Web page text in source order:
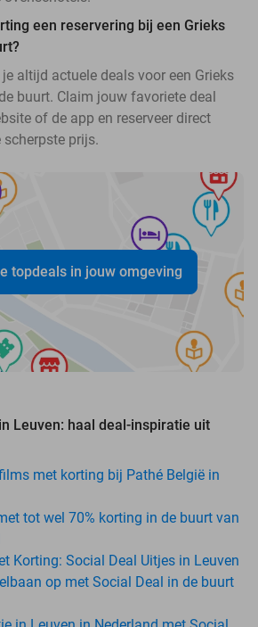
een reservering bij een Grieks
altijd actuele deals voor een Grieks
buurt. Claim jouw favoriete deal
of de app en reserveer direct
prijs.
topdeals in jouw omgeving
Leuven: haal deal-inspiratie uit
met korting bij Pathé België in
tot wel 70% korting in de buurt van
Korting: Social Deal Uitjes in Leuven
op met Social Deal in de buurt